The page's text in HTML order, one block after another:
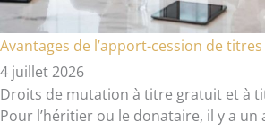
Avantages de l’apport-cession de
4 juillet 2026
Droits de mutation à titre gratuit et à
Pour l’héritier ou le donataire, il y a